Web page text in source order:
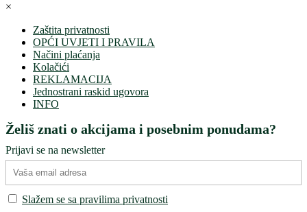
×
Zaštita privatnosti
OPĆI UVJETI I PRAVILA
Načini plaćanja
Kolačići
REKLAMACIJA
Jednostrani raskid ugovora
INFO
Želiš znati o akcijama i posebnim ponudama?
Prijavi se na newsletter
Slažem se sa pravilima privatnosti